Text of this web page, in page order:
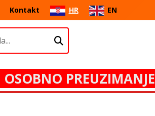
Kontakt HR EN
OSOBNO PREUZIMANJE